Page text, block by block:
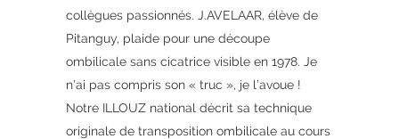
collègues passionnés. J.AVELAAR, élève de
Pitanguy, plaide pour une découpe
ombilicale sans cicatrice visible en 1978. Je
n’ai pas compris son « truc », je l’avoue !
Notre ILLOUZ national décrit sa technique
originale de transposition ombilicale au cours